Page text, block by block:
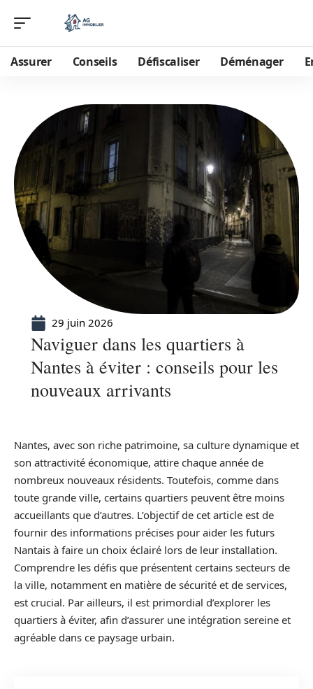
Assurer Conseils Défiscaliser Déménager
29 juin 2026
Naviguer dans les quartiers à
Nantes à éviter : conseils pour les
nouveaux arrivants
Nantes, avec son riche patrimoine, sa culture dynamique et
son attractivité économique, attire chaque année de
nombreux nouveaux résidents. Toutefois, comme dans
toute grande ville, certains quartiers peuvent être moins
accueillants que d’autres. L’objectif de cet article est de
fournir des informations précises pour aider les futurs
Nantais à faire un choix éclairé lors de leur installation.
Comprendre les défis que présentent certains secteurs de
la ville, notamment en matière de sécurité et de services,
est crucial. Par ailleurs, il est primordial d’explorer les
quartiers à éviter, afin d’assurer une intégration sereine et
agréable dans ce paysage urbain.